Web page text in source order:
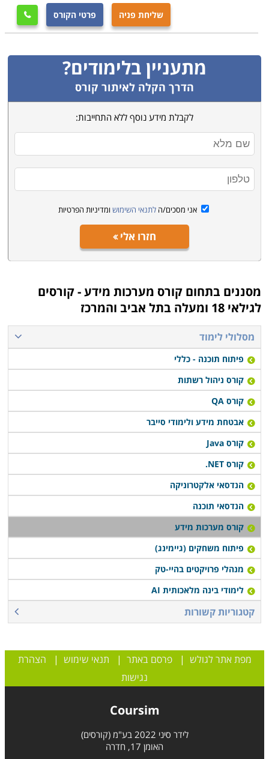
אביב, בכפר סבא, ברמת גן, בירושלים ובערים נוספות בארץ.
שליחת פניה פרטי הקורס 
מתעניין בלימודים?
הדרך הקלה לאיתור קורס
לקבלת מידע נוסף ללא התחייבות:
אני מסכים/ה לתנאי השימוש ומדיניות הפרטיות
חזרו אלי
מסננים בתחום קורס מערכות מידע - קורסים
לגילאי 18 ומעלה בתל אביב והמרכז
מסלולי לימוד
פיתוח תוכנה - כללי
קורס ניהול רשתות
קורס QA
אבטחת מידע ולימודי סייבר
קורס Java
קורס NET.
הנדסאי אלקטרוניקה
הנדסאי תוכנה
קורס מערכות מידע
פיתוח משחקים (גיימינג)
מנהלי פרויקטים בהיי-טק
לימודי בינה מלאכותית AI
קטגוריות קשורות
מפת אתר לגולש |פרסם באתר | תנאי שימוש | הצהרת
נגישות
Coursim
לידר סיני 2022 בע"מ (קורסים)
האומן 17, חדרה